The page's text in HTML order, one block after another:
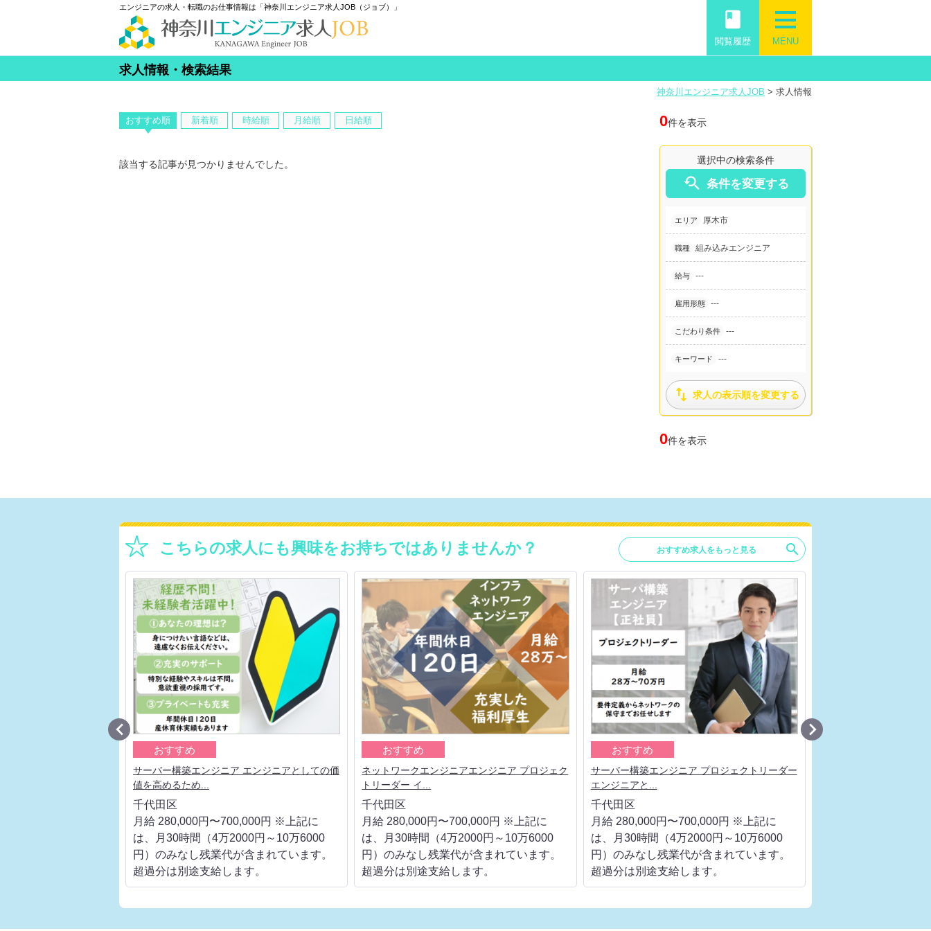
エンジニアの求人・転職のお仕事情報は「神奈川エンジニア求人JOB（ジョブ）」
MENU
book
閲覧履歴
求人情報・検索結果
神奈川エンジニア求人JOB > 求人情報
0件を表示
おすすめ順 新着順 時給順 月給順 日給順
選択中の検索条件
 条件を変更する
エリア 厚木市
職種 組み込みエンジニア
給与 ---
雇用形態 ---
こだわり条件 ---
キーワード ---
 求人の表示順を変更する
該当する記事が見つかりませんでした。
0件を表示
こちらの求人にも興味をお持ちではありませんか？ おすすめ求人をもっと見る search
おすすめ
サーバー構築エンジニア エンジニアとしての価
値を高めるため...
千代田区
月給 280,000円〜700,000円 ※上記に
は、月30時間（4万2000円～10万6000
円）のみなし残業代が含まれています。
超過分は別途支給します。
おすすめ
ネットワークエンジニアエンジニア プロジェク
トリーダー イ...
千代田区
月給 280,000円〜700,000円 ※上記に
は、月30時間（4万2000円～10万6000
円）のみなし残業代が含まれています。
超過分は別途支給します。
おすすめ
サーバー構築エンジニア プロジェクトリーダー
エンジニアと...
千代田区
月給 280,000円〜700,000円 ※上記に
は、月30時間（4万2000円～10万6000
円）のみなし残業代が含まれています。
超過分は別途支給します。

